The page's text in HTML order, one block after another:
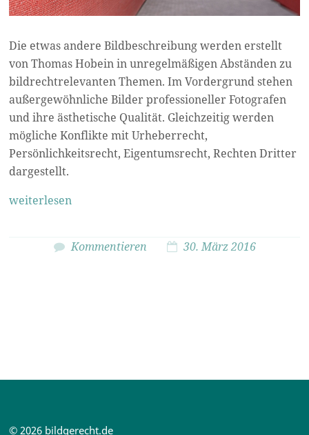
Die etwas andere Bildbeschreibung werden erstellt
von Thomas Hobein in unregelmäßigen Abständen zu
bildrechtrelevanten Themen. Im Vordergrund stehen
außergewöhnliche Bilder professioneller Fotografen
und ihre ästhetische Qualität. Gleichzeitig werden
mögliche Konflikte mit Urheberrecht,
Persönlichkeitsrecht, Eigentumsrecht, Rechten Dritter
dargestellt.
weiterlesen
Kommentieren 30. März 2016
© 2026 bildgerecht.de